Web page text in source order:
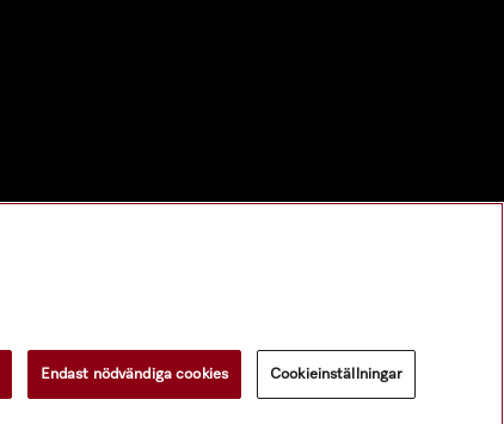
Endast nödvändiga cookies Cookieinställningar